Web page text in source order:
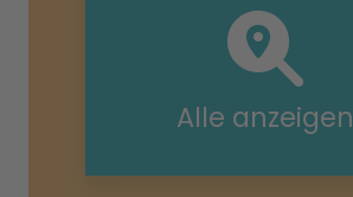
Alle anzeigen